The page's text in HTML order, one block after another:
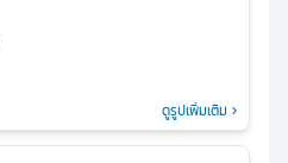
ดูรูปเพิ่มเติม